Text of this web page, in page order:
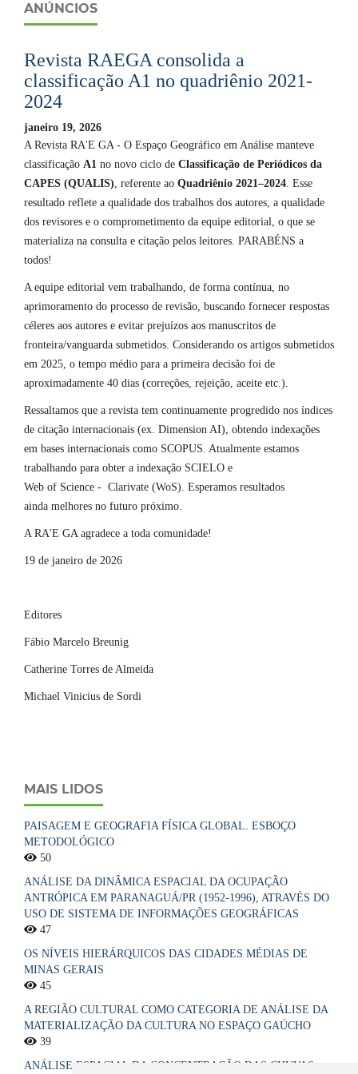
ANÚNCIOS
Revista RAEGA consolida a
classificação A1 no quadriênio 2021-
2024
janeiro 19, 2026
A Revista RA'E GA - O Espaço Geográfico em Análise manteve
classificação A1 no novo ciclo de Classificação de Periódicos da
CAPES (QUALIS) , referente ao Quadriênio 2021–2024 . Esse
resultado reflete a qualidade dos trabalhos dos autores, a qualidade
dos revisores e o comprometimento da equipe editorial, o que se
materializa na consulta e citação pelos leitores. PARABÉNS a
todos!
A equipe editorial vem trabalhando, de forma contínua, no
aprimoramento do processo de revisão, buscando fornecer respostas
céleres aos autores e evitar prejuízos aos manuscritos de
fronteira/vanguarda submetidos. Considerando os artigos submetidos
em 2025, o tempo médio para a primeira decisão foi de
aproximadamente 40 dias (correções, rejeição, aceite etc.).
Ressaltamos que a revista tem continuamente progredido nos índices
de citação internacionais (ex. Dimension AI), obtendo indexações
em bases internacionais como SCOPUS. Atualmente estamos
trabalhando para obter a indexação SCIELO e
Web of Science - Clarivate (WoS). Esperamos resultados
ainda melhores no futuro próximo.
A RA'E GA agradece a toda comunidade!
19 de janeiro de 2026
Editores
Fábio Marcelo Breunig
Catherine Torres de Almeida
Michael Vinicius de Sordi
MAIS LIDOS
PAISAGEM E GEOGRAFIA FÍSICA GLOBAL. ESBOÇO
METODOLÓGICO
50
ANÁLISE DA DINÂMICA ESPACIAL DA OCUPAÇÃO
ANTRÓPICA EM PARANAGUÁ/PR (1952-1996), ATRAVÉS DO
USO DE SISTEMA DE INFORMAÇÕES GEOGRÁFICAS
47
OS NÍVEIS HIERÁRQUICOS DAS CIDADES MÉDIAS DE
MINAS GERAIS
45
A REGIÃO CULTURAL COMO CATEGORIA DE ANÁLISE DA
MATERIALIZAÇÃO DA CULTURA NO ESPAÇO GAÚCHO
39
ANÁLISE ESPACIAL DA CONCENTRAÇÃO DAS CHUVAS